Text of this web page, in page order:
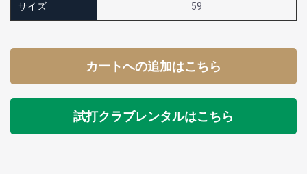
サイズ 59
カートへの追加はこちら
試打クラブレンタルはこちら